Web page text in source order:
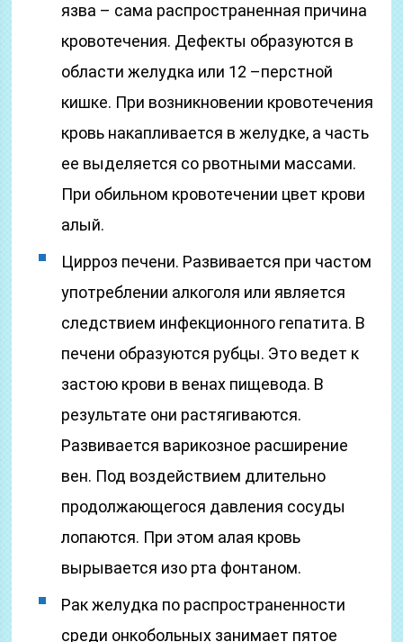
язва – сама распространенная причина
кровотечения. Дефекты образуются в
области желудка или 12 –перстной
кишке. При возникновении кровотечения
кровь накапливается в желудке, а часть
ее выделяется со рвотными массами.
При обильном кровотечении цвет крови
алый.
Цирроз печени. Развивается при частом
употреблении алкоголя или является
следствием инфекционного гепатита. В
печени образуются рубцы. Это ведет к
застою крови в венах пищевода. В
результате они растягиваются.
Развивается варикозное расширение
вен. Под воздействием длительно
продолжающегося давления сосуды
лопаются. При этом алая кровь
вырывается изо рта фонтаном.
Рак желудка по распространенности
среди онкобольных занимает пятое